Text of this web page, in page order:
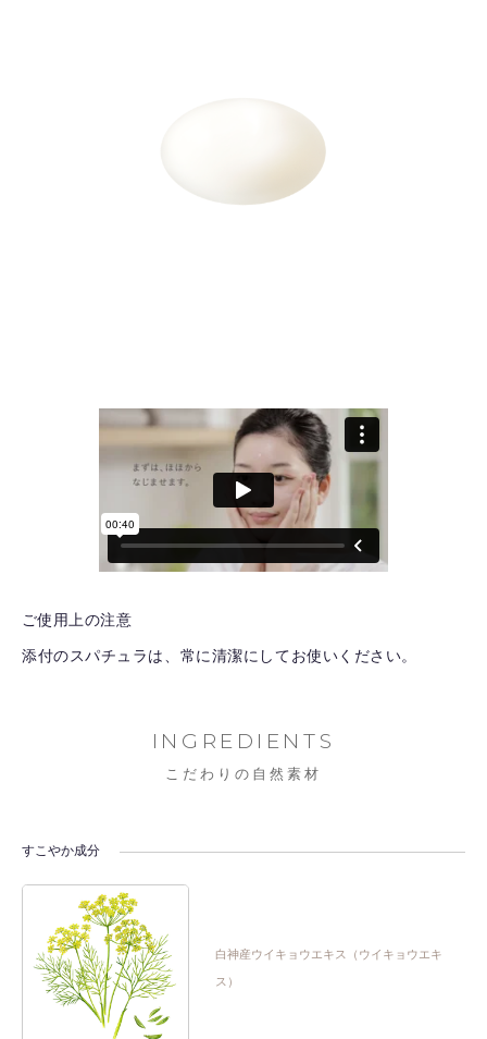
ご使用上の注意
添付のスパチュラは、常に清潔にしてお使いください。
INGREDIENTS
こだわりの自然素材
すこやか成分
白神産ウイキョウエキス（ウイキョウエキ
ス）